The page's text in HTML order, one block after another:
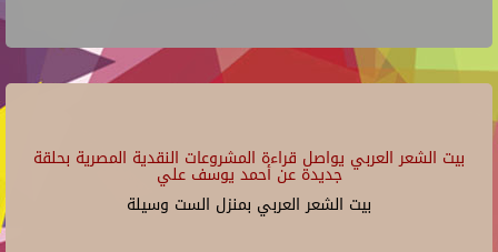
بيت الشعر العربي يواصل قراءة المشروعات النقدية المصرية بحلقة
جديدة عن أحمد يوسف علي
بيت الشعر العربي بمنزل الست وسيلة